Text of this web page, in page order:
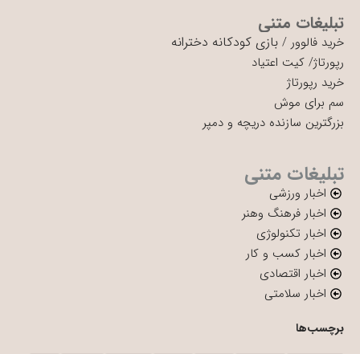
تبلیغات متنی
خرید فالوور / بازی کودکانه دخترانه
رپورتاژ/ کیت اعتیاد
خرید رپورتاژ
سم برای موش
بزرگترین سازنده دریچه و دمپر
تبلیغات متنی
اخبار ورزشی
اخبار فرهنگ وهنر
اخبار تکنولوژی
اخبار کسب و کار
اخبار اقتصادی
اخبار سلامتی
برچسب‌ها